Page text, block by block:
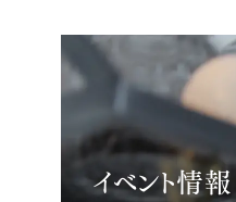
イベント情報